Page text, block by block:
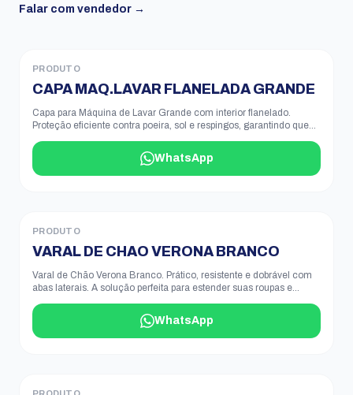
Falar com vendedor →
PRODUTO
CAPA MAQ.LAVAR FLANELADA GRANDE
Capa para Máquina de Lavar Grande com interior flanelado.
Proteção eficiente contra poeira, sol e respingos, garantindo que
WhatsApp
PRODUTO
VARAL DE CHAO VERONA BRANCO
Varal de Chão Verona Branco. Prático, resistente e dobrável com
abas laterais. A solução perfeita para estender suas roupas e
WhatsApp